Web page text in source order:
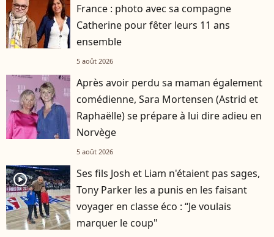
France : photo avec sa compagne
Catherine pour fêter leurs 11 ans
ensemble
5 août 2026
Après avoir perdu sa maman également
comédienne, Sara Mortensen (Astrid et
Raphaëlle) se prépare à lui dire adieu en
Norvège
5 août 2026
player2
Ses fils Josh et Liam n'étaient pas sages,
Tony Parker les a punis en les faisant
voyager en classe éco : “Je voulais
marquer le coup"